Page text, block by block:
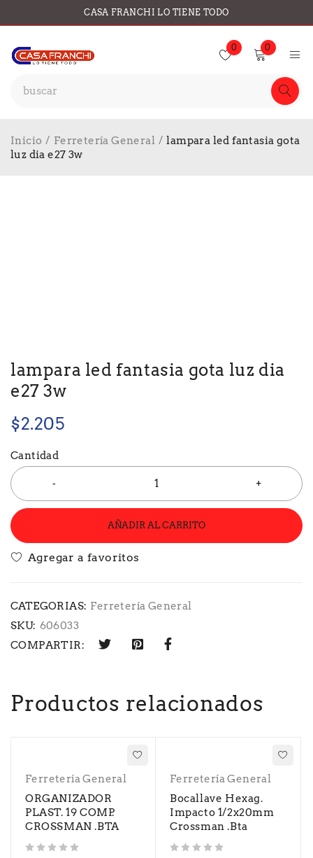
CASA FRANCHI LO TIENE TODO
0 0
Inicio / Ferretería General / lampara led fantasia gota
luz dia e27 3w
lampara led fantasia gota luz dia
e27 3w
$2.205
Cantidad
AÑADIR AL CARRITO
CATEGORIAS: Ferretería General
SKU: 606033
COMPARTIR:
Productos relacionados
Ferretería General
ORGANIZADOR
PLAST. 19 COMP.
CROSSMAN .BTA
Ferretería General
Bocallave Hexag.
Impacto 1/2x20mm
Crossman .Bta